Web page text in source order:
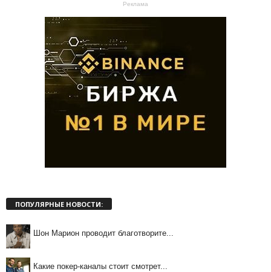
Реклама
ПОПУЛЯРНЫЕ НОВОСТИ:
Шон Марион проводит благотворите...
Какие покер-каналы стоит смотрет...